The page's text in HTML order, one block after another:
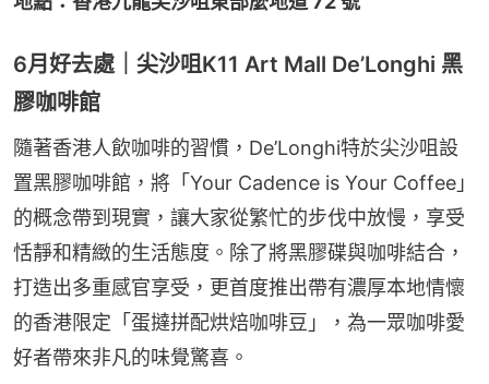
6月好去處｜尖沙咀K11 Art Mall De’Longhi 黑
膠咖啡館
隨著香港人飲咖啡的習慣，De’Longhi特於尖沙咀設
置黑膠咖啡館，將「Your Cadence is Your Coffee」
的概念帶到現實，讓大家從繁忙的步伐中放慢，享受
恬靜和精緻的生活態度。除了將黑膠碟與咖啡結合，
打造出多重感官享受，更首度推出帶有濃厚本地情懷
的香港限定「蛋撻拼配烘焙咖啡豆」，為一眾咖啡愛
好者帶來非凡的味覺驚喜。